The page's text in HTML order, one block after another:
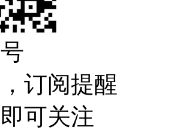
订阅提醒
可关注